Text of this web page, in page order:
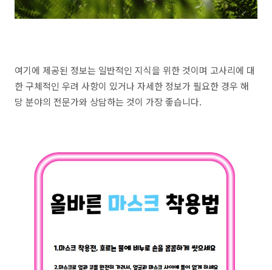
여기에 제공된 정보는 일반적인 지식을 위한 것이며 고사리에 대
한 구체적인 우려 사항이 있거나 자세한 정보가 필요한 경우 해
당 분야의 전문가와 상담하는 것이 가장 좋습니다.